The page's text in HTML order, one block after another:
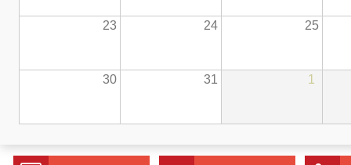
23 24 25
30 31 1